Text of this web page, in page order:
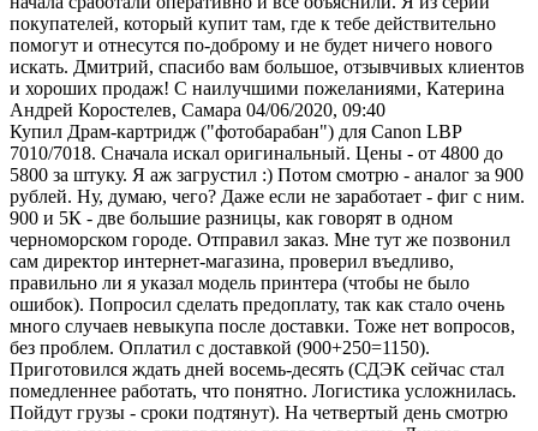
покупателей, который купит там, где к тебе действительно
помогут и отнесутся по-доброму и не будет ничего нового
искать. Дмитрий, спасибо вам большое, отзывчивых клиентов
и хороших продаж! С наилучшими пожеланиями, Катерина
Андрей Коростелев, Самара 04/06/2020, 09:40
Купил Драм-картридж ("фотобарабан") для Canon LBP
7010/7018. Сначала искал оригинальный. Цены - от 4800 до
5800 за штуку. Я аж загрустил :) Потом смотрю - аналог за 900
рублей. Ну, думаю, чего? Даже если не заработает - фиг с ним.
900 и 5К - две большие разницы, как говорят в одном
черноморском городе. Отправил заказ. Мне тут же позвонил
сам директор интернет-магазина, проверил въедливо,
правильно ли я указал модель принтера (чтобы не было
ошибок). Попросил сделать предоплату, так как стало очень
много случаев невыкупа после доставки. Тоже нет вопросов,
без проблем. Оплатил с доставкой (900+250=1150).
Приготовился ждать дней восемь-десять (СДЭК сейчас стал
помедленнее работать, что понятно. Логистика усложнилась.
Пойдут грузы - сроки подтянут). На четвертый день смотрю